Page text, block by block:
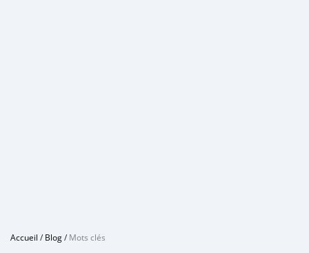
Accueil /Blog/Mots clés